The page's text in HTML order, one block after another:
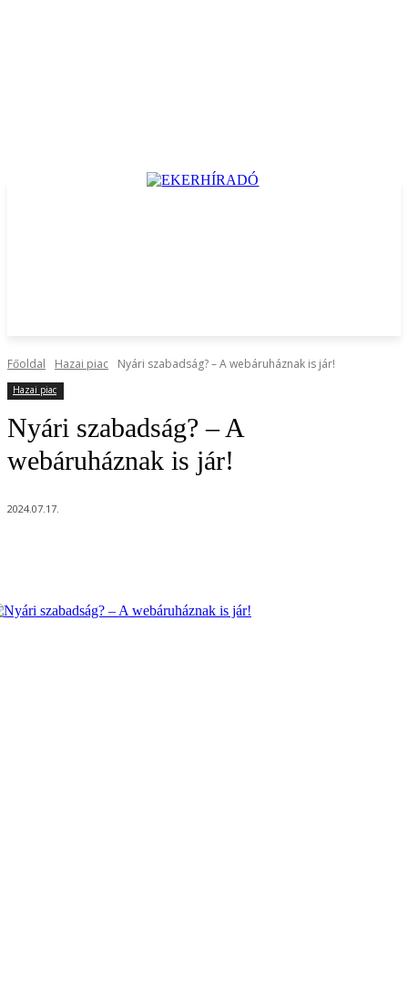
Főoldal Hazai piac Nyári szabadság? – A webáruháznak is jár!
Hazai piac
Nyári szabadság? – A
webáruháznak is jár!
2024.07.17.